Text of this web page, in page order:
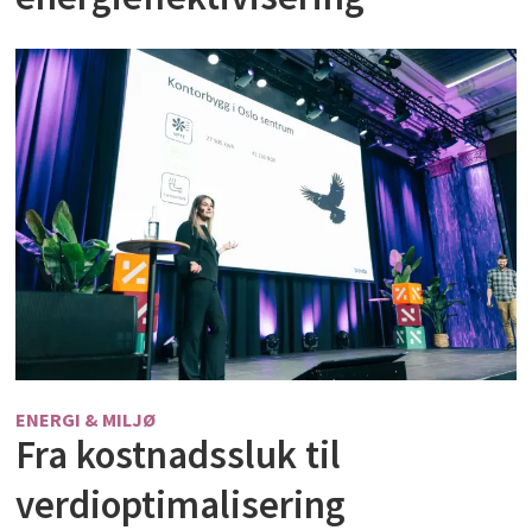
ENERGI & MILJØ
Fra kostnadssluk til
verdioptimalisering